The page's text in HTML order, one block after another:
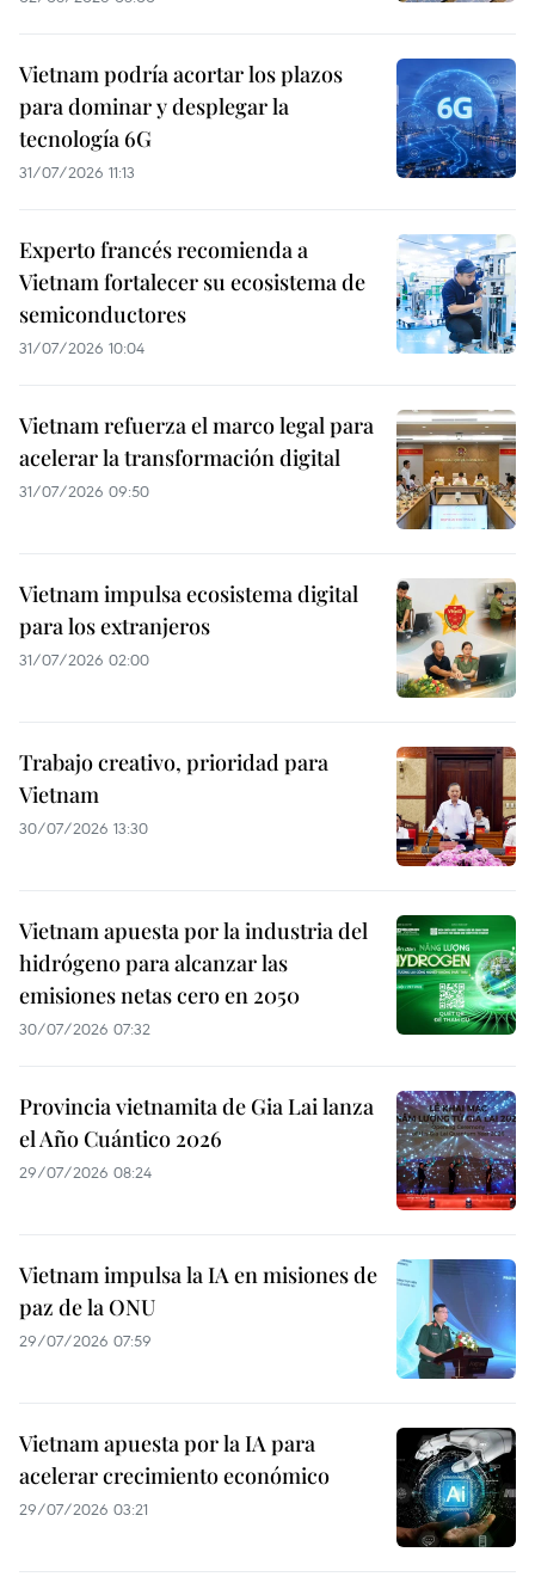
Vietnam podría acortar los plazos
para dominar y desplegar la
tecnología 6G
31/07/2026 11:13
Experto francés recomienda a
Vietnam fortalecer su ecosistema de
semiconductores
31/07/2026 10:04
Vietnam refuerza el marco legal para
acelerar la transformación digital
31/07/2026 09:50
Vietnam impulsa ecosistema digital
para los extranjeros
31/07/2026 02:00
Trabajo creativo, prioridad para
Vietnam
30/07/2026 13:30
Vietnam apuesta por la industria del
hidrógeno para alcanzar las
emisiones netas cero en 2050
30/07/2026 07:32
Provincia vietnamita de Gia Lai lanza
el Año Cuántico 2026
29/07/2026 08:24
Vietnam impulsa la IA en misiones de
paz de la ONU
29/07/2026 07:59
Vietnam apuesta por la IA para
acelerar crecimiento económico
29/07/2026 03:21